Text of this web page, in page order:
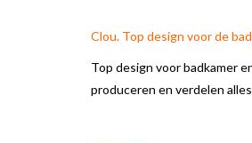
Clou. Top design voor de
Top design voor badkamer
produceren en verdelen